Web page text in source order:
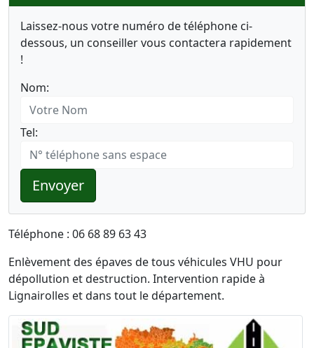
Laissez-nous votre numéro de téléphone ci-
dessous, un conseiller vous contactera rapidement
!
Nom:
Tel:
Envoyer
Téléphone : 06 68 89 63 43
Enlèvement des épaves de tous véhicules VHU pour
dépollution et destruction. Intervention rapide à
Lignairolles et dans tout le département.